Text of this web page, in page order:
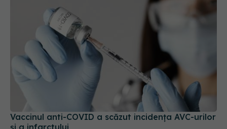
Vaccinul anti-COVID a scăzut incidența AVC-urilor